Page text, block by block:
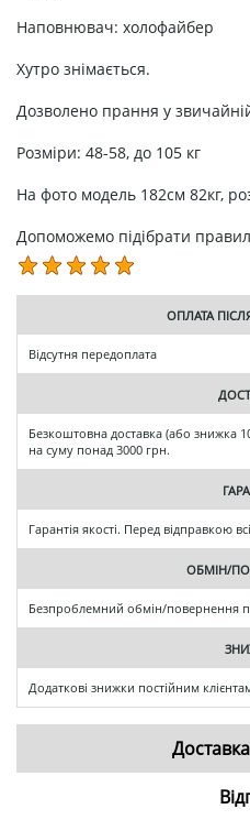
Наповнювач: холофайбер
Хутро знімається.
Дозволено прання у
Розміри: 48-58, до 105 кг
На фото модель 182см 82кг,
Допоможемо підібрати
ОПЛАТА
Відсутня передоплата
Безкоштовна доставка (або знижка
на суму понад 3000 грн.
Гарантія якості. Перед відправкою
ОБМІН/
Безпроблемний обмін/повернення
Додаткові знижки постійним